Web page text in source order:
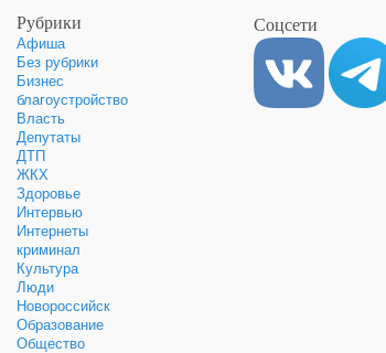
Рубрики
Афиша
Без рубрики
Бизнес
благоустройство
Власть
Депутаты
ДТП
ЖКХ
Здоровье
Интервью
Интернеты
криминал
Культура
Люди
Новороссийск
Образование
Общество
Соцсети